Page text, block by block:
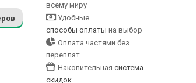
всему миру
Удобные
способы оплаты на выбор
Оплата частями без
переплат
Накопительная система
скидок